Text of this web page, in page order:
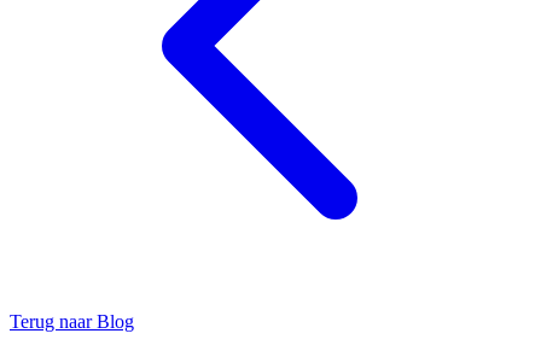
Terug naar Blog